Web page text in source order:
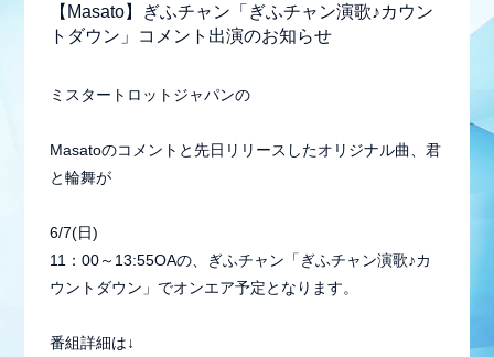
PROFILE
DISCOGRAPHY
お問い合わせ
【Masato】ぎふチャン「ぎふチャン演歌♪カウン
トダウン」コメント出演のお知らせ
ミスタートロットジャパンの
Masatoのコメントと先日リリースしたオリジナル曲、君
と輪舞が
6/7(日)
11：00～13:55OAの、ぎふチャン「ぎふチャン演歌♪カ
ウントダウン」でオンエア予定となります。
番組詳細は↓